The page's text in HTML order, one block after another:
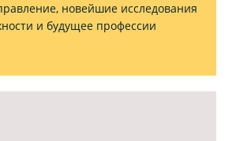
новейшие исследования
и будущее профессии